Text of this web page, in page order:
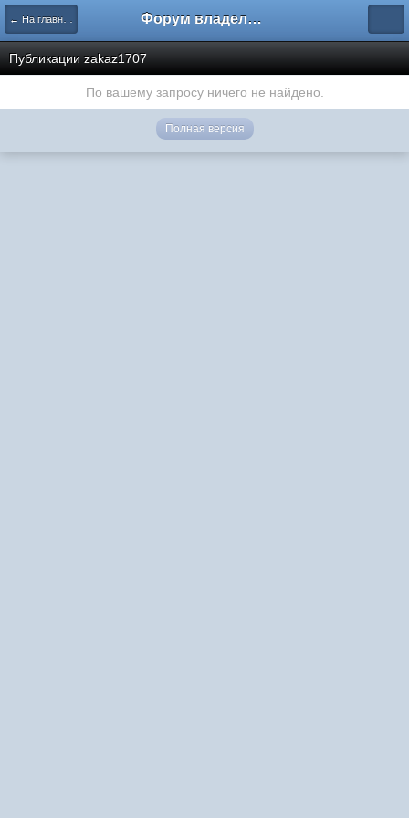
← На главную Форум владельцев интернет-магазинов
Публикации zakaz1707
По вашему запросу ничего не найдено.
Полная версия